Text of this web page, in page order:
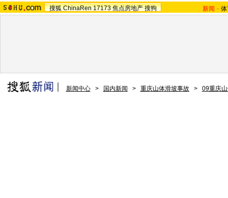
搜狐 ChinaRen 17173 焦点房地产 搜狗 新闻 -
新闻中心 > 国内新闻 > 重庆山体滑坡事故 > 09重庆